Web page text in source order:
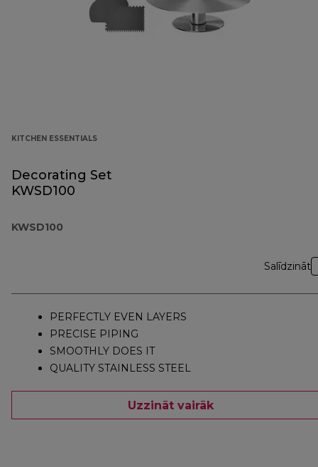
KITCHEN ESSENTIALS
Decorating Set
KWSD100
KWSD100
Salīdzināt
PERFECTLY EVEN LAYERS
PRECISE PIPING
SMOOTHLY DOES IT
QUALITY STAINLESS STEEL
Uzzināt vairāk